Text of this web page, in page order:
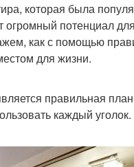
которая была
потенциал
как с помощью
для жизни.
правильная
каждый уголок.